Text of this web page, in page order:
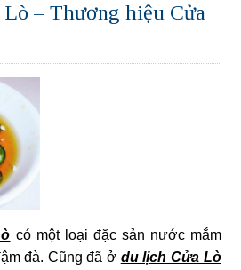
– Thương hiệu Cửa
có một loại đặc sản nước mắm
đà. Cũng đã ở du lịch Cửa Lò